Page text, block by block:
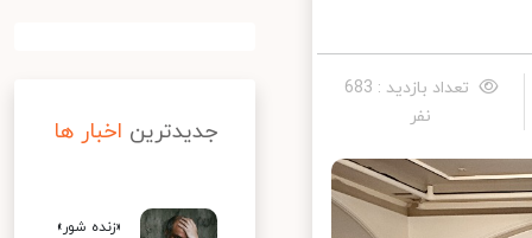
تعداد بازدید : 683
نفر
جدیدترین اخبار ها
«زنده شور»